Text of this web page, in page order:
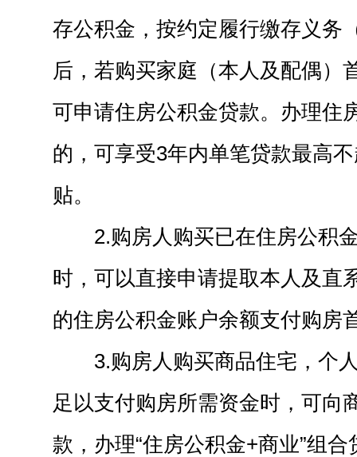
存公积金，按约定履行缴存义务
后，若购买家庭（本人及配偶）
可申请住房公积金贷款。办理住
的，可享受3年内单笔贷款最高
贴。
2.购房人购买已在住房公积
时，可以直接申请提取本人及直
的住房公积金账户余额支付购房
3.购房人购买商品住宅，个
足以支付购房所需资金时，可向
款，办理“住房公积金+商业”组